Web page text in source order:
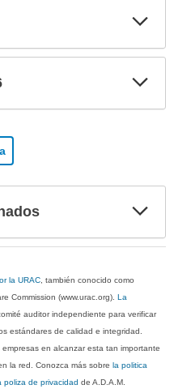
la URAC, también conocido como
Commission (www.urac.org). La
auditor independiente para verificar
estándares de calidad e integridad.
en alcanzar esta tan importante
la red. Conozca más sobre la politica
poliza de privacidad de A.D.A.M.